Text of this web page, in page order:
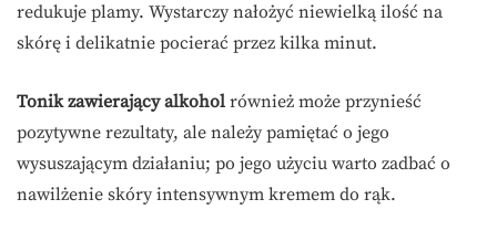
redukuje plamy. Wystarczy nałożyć niewielką ilość na
skórę i delikatnie pocierać przez kilka minut.
Tonik zawierający alkohol również może przynieść
pozytywne rezultaty, ale należy pamiętać o jego
wysuszającym działaniu; po jego użyciu warto zadbać o
nawilżenie skóry intensywnym kremem do rąk.